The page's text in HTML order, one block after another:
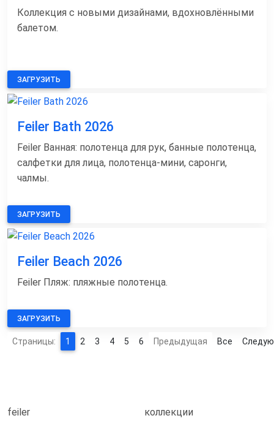
Коллекция с новыми дизайнами, вдохновлёнными
балетом.
ЗАГРУЗИТЬ
Feiler Bath 2026
Feiler Ванная: полотенца для рук, банные полотенца,
салфетки для лица, полотенца-мини, саронги,
чалмы.
ЗАГРУЗИТЬ
Feiler Beach 2026
Feiler Пляж: пляжные полотенца.
ЗАГРУЗИТЬ
Страницы: 1 2 3 4 5 6 Предыдущая Все
feiler
коллекции